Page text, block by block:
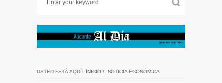
USTED ESTÁ AQUÍ: INICIO / NOTICIA ECONÓMICA